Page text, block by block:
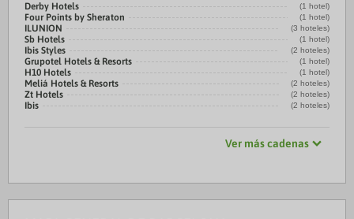
Derby Hotels (1 hotel)
Four Points by Sheraton (1 hotel)
ILUNION (3 hoteles)
Sb Hotels (1 hotel)
Ibis Styles (2 hoteles)
Grupotel Hotels & Resorts (1 hotel)
H10 Hotels (1 hotel)
Meliá Hotels & Resorts (2 hoteles)
Zt Hotels (2 hoteles)
Ibis (2 hoteles)
Ver más cadenas